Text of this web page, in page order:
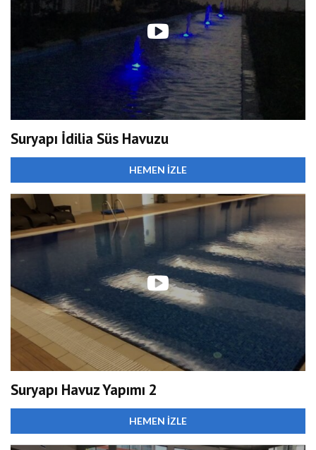
Suryapı İdilia Süs Havuzu
HEMEN İZLE
Suryapı Havuz Yapımı 2
HEMEN İZLE